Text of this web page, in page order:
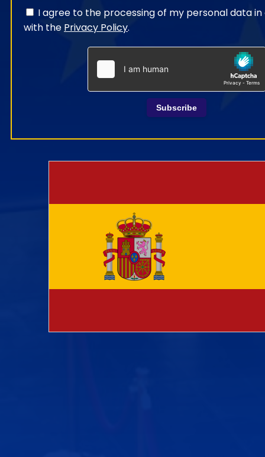
I agree to the processing of my personal data
with the Privacy Policy.
Subscribe